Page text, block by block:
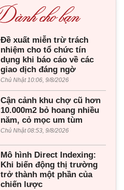
Đề xuất miễn trừ trách
nhiệm cho tổ chức tín
dụng khi báo cáo về các
giao dịch đáng ngờ
Chủ Nhật 10:06, 9/8/2026
Cận cảnh khu chợ cũ hơn
10.000m2 bỏ hoang nhiều
năm, cỏ mọc um tùm
Chủ Nhật 08:53, 9/8/2026
Mô hình Direct Indexing:
Khi biến động thị trường
trở thành một phần của
chiến lược